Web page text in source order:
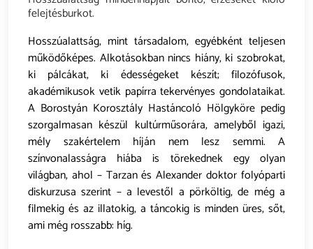
felejtésburkot.
Hosszúalattság, mint társadalom, egyébként teljesen
működőképes. Alkotásokban nincs hiány, ki szobrokat,
ki pálcákat, ki édességeket készít; filozófusok,
akadémikusok vetik papírra tekervényes gondolataikat.
A Borostyán Korosztály Hastáncoló Hölgyköre pedig
szorgalmasan készül kultúrműsorára, amelyből igazi,
mély szakértelem híján nem lesz semmi. A
színvonalasságra hiába is törekednek egy olyan
világban, ahol – Tarzan és Alexander doktor folyóparti
diskurzusa szerint – a levestől a pörköltig, de még a
filmekig és az illatokig, a táncokig is minden üres, sőt,
ami még rosszabb: híg.